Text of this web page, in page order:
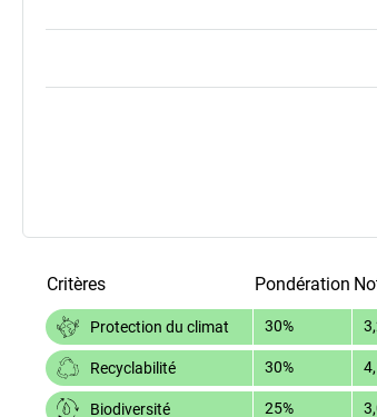
Critères Pondération
Protection du climat 30%
Recyclabilité 30%
Biodiversité 25%